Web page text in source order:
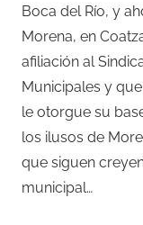
Boca del Río, y
Morena, en
afiliación al
Municipales y
le otorgue su
los ilusos de
que siguen
municipal…